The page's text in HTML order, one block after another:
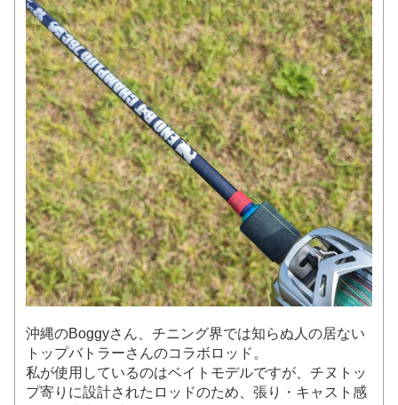
沖縄のBoggyさん、チニング界では知らぬ人の居ない
トップバトラーさんのコラボロッド。
私が使用しているのはベイトモデルですが、チヌトッ
プ寄りに設計されたロッドのため、張り・キャスト感